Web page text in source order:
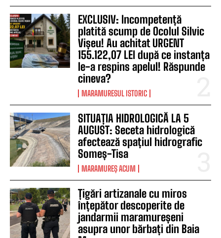
EXCLUSIV: Incompetență
platită scump de Ocolul Silvic
Vișeu! Au achitat URGENT
155.122,07 LEI după ce instanța
le-a respins apelul! Răspunde
cineva?
MARAMURESUL ISTORIC
SITUAȚIA HIDROLOGICĂ LA 5
AUGUST: Seceta hidrologică
afectează spațiul hidrografic
Someș-Tisa
MARAMUREȘ ACUM
Țigări artizanale cu miros
înțepător descoperite de
jandarmii maramureșeni
asupra unor bărbați din Baia